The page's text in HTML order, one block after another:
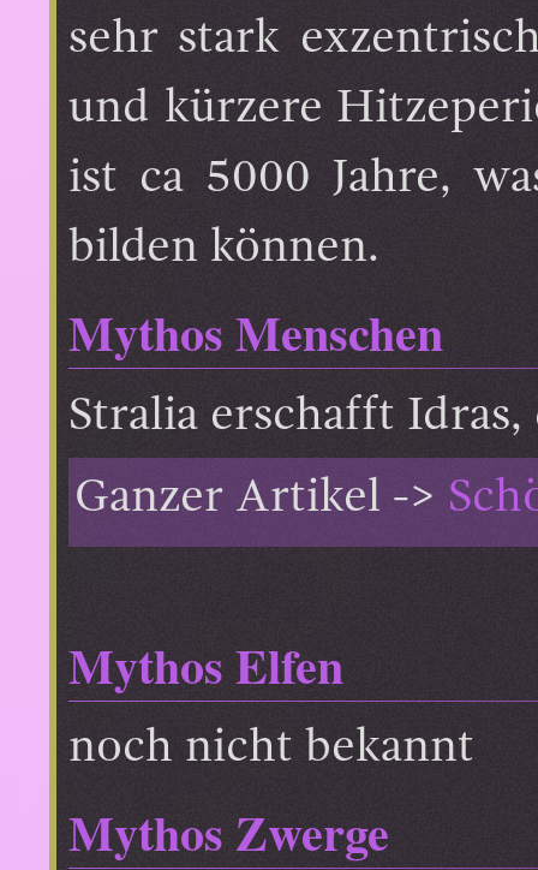
sehr stark
und kürzere
ist ca 5000 Jahre,
bilden können.
Mythos Menschen
Stralia erschafft
Ganzer Artikel ->
Mythos Elfen
noch nicht bekannt
Mythos Zwerge